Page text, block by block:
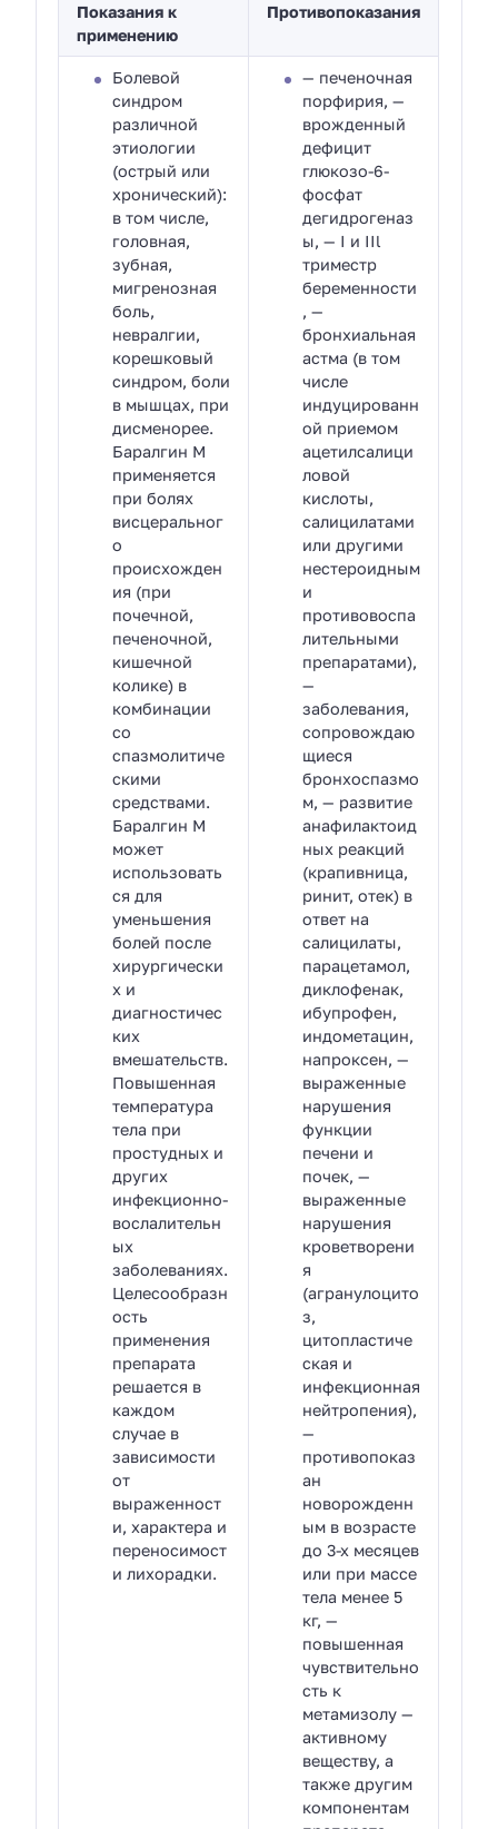
Показания к
применению
Противопоказания
Болевой
синдром
различной
этиологии
(острый или
хронический):
в том числе,
головная,
зубная,
мигренозная
боль,
невралгии,
корешковый
синдром, боли
в мышцах, при
дисменорее.
Баралгин М
применяется
при болях
висцеральног
о
происхожден
ия (при
почечной,
печеночной,
кишечной
колике) в
комбинации
со
спазмолитиче
скими
средствами.
Баралгин М
может
использовать
ся для
уменьшения
болей после
хирургически
х и
диагностичес
ких
вмешательств.
Повышенная
температура
тела при
простудных и
других
инфекционно-
вослалительн
ых
заболеваниях.
Целесообразн
ость
применения
препарата
решается в
каждом
случае в
зависимости
от
выраженност
и, характера и
переносимост
и лихорадки.
— печеночная
порфирия, —
врожденный
дефицит
глюкозо-6-
фосфат
дегидрогеназ
ы, — I и IIl
триместр
беременности
, —
бронхиальная
астма (в том
числе
индуцированн
ой приемом
ацетилсалици
ловой
кислоты,
салицилатами
или другими
нестероидным
и
противовоспа
лительными
препаратами),
—
заболевания,
сопровождаю
щиеся
бронхоспазмо
м, — развитие
анафилактоид
ных реакций
(крапивница,
ринит, отек) в
ответ на
салицилаты,
парацетамол,
диклофенак,
ибупрофен,
индометацин,
напроксен, —
выраженные
нарушения
функции
печени и
почек, —
выраженные
нарушения
кроветворени
я
(агранулоцито
з,
цитопластиче
ская и
инфекционная
нейтропения),
—
противопоказ
ан
новорожденн
ым в возрасте
до 3-х месяцев
или при массе
тела менее 5
кг, —
повышенная
чувствительно
сть к
метамизолу —
активному
веществу, а
также другим
компонентам